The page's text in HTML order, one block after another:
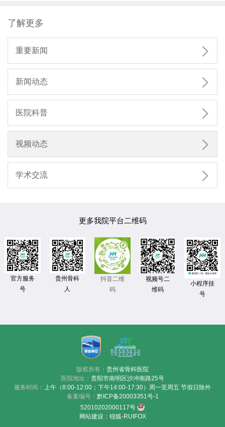
了解更多
重要新闻 
新闻动态 
医院科普 
视频动态 
学术交流 
更多我院平台二维码
官方服务
号
贵州骨科
人
抖音二维
码
视频号二
维码
小程序挂
号
版权所有： 贵州省骨科医院
医院地址： 贵阳市南明区沙冲南路25号
服务时间： 上午（8:00-12:00；下午14:00-17:30）周一至周五 节假日除外
备案编号： 黔ICP备20003351号-1
52010202000117号
网站建设： 锐狐-RUIFOX